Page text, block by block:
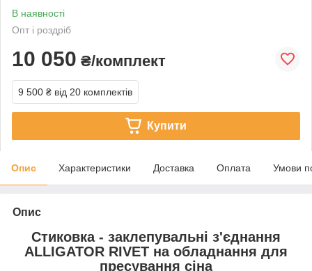
В наявності
Опт і роздріб
10 050 ₴/комплект
9 500 ₴ від 20 комплектів
Купити
Опис Характеристики Доставка Оплата Умови
Опис
Стиковка - заклепувальні з'єднання
ALLIGATOR RIVET на обладнання для
пресування сіна